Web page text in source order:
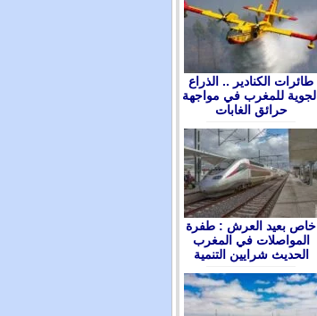
طائرات الكنادير .. الذراع
الجوية للمغرب في مواجهة
حرائق الغابات
ﺧﺎﺹ ﺑﻌﻴﺪ ﺍﻟﻌﺮﺵ : ﻃﻔﺮﺓ
ﺍﻟﻤﻮﺍﺻﻼﺕ ﻓﻲ ﺍﻟﻤﻐﺮﺏ
ﺍﻟﺤﺪﻳﺚ ﺷﺮﺍﻳﻴﻦ ﺍﻟﺘﻨﻤﻴﺔ